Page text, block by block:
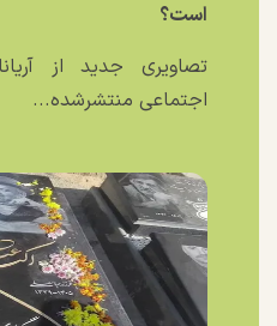
است؟
تصاویری جدید از
اجتماعی منتشرشده...